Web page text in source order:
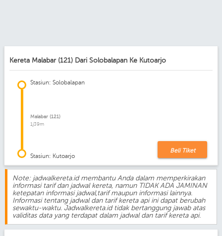
Kereta Malabar (121) Dari Solobalapan Ke Kutoarjo
Stasiun: Solobalapan
Malabar (121)
1j39m
Stasiun: Kutoarjo
Beli Tiket
Note: jadwalkereta.id membantu Anda dalam memperkirakan
informasi tarif dan jadwal kereta, namun TIDAK ADA JAMINAN
ketepatan informasi jadwal,tarif maupun informasi lainnya.
Informasi tentang jadwal dan tarif kereta api ini dapat berubah
sewaktu-waktu. Jadwalkereta.id tidak bertanggung jawab atas
validitas data yang terdapat dalam jadwal dan tarif kereta api.